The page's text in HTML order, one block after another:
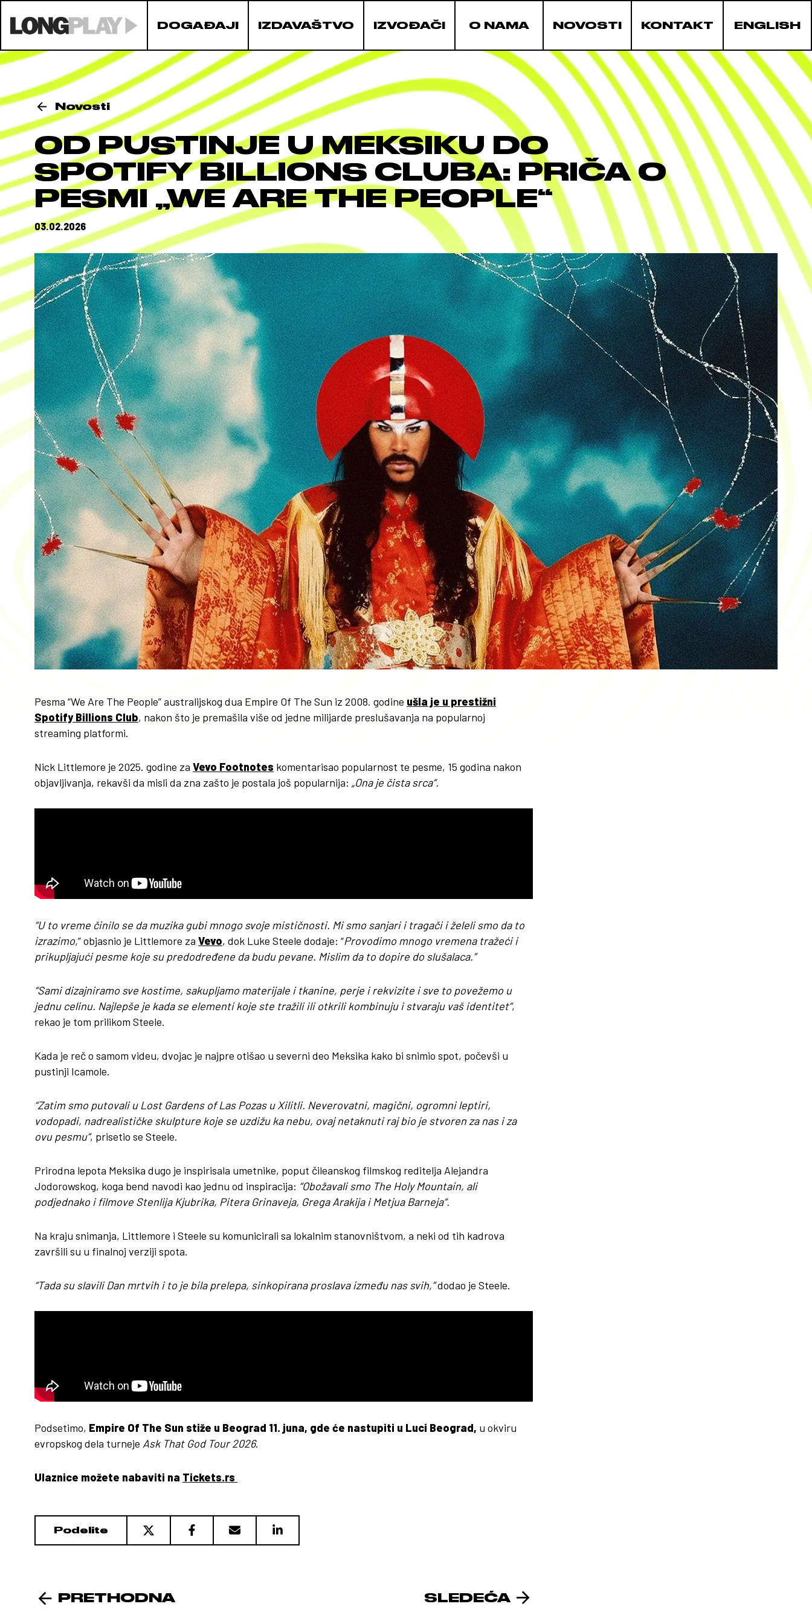
DOGAĐAJI IZDAVAŠTVO IZVOĐAČI O NAMA NOVOSTI KONTAKT ENGLISH
Novosti
OD PUSTINJE U MEKSIKU DO
SPOTIFY BILLIONS CLUBA: PRIČA O
PESMI „WE ARE THE PEOPLE“
03.02.2026
Pesma “We Are The People” australijskog dua Empire Of The Sun iz 2008. godine ušla je u prestižni
Spotify Billions Club, nakon što je premašila više od jedne milijarde preslušavanja na popularnoj
streaming platformi.
Nick Littlemore je 2025. godine za Vevo Footnotes komentarisao popularnost te pesme, 15 godina nakon
objavljivanja, rekavši da misli da zna zašto je postala još popularnija: „Ona je čista srca“.
“U to vreme činilo se da muzika gubi mnogo svoje mističnosti. Mi smo sanjari i tragači i želeli smo da to
izrazimo,” objasnio je Littlemore za Vevo, dok Luke Steele dodaje: “Provodimo mnogo vremena tražeći i
prikupljajući pesme koje su predodređene da budu pevane. Mislim da to dopire do slušalaca.”
“Sami dizajniramo sve kostime, sakupljamo materijale i tkanine, perje i rekvizite i sve to povežemo u
jednu celinu. Najlepše je kada se elementi koje ste tražili ili otkrili kombinuju i stvaraju vaš identitet“,
rekao je tom prilikom Steele.
Kada je reč o samom videu, dvojac je najpre otišao u severni deo Meksika kako bi snimio spot, počevši u
pustinji Icamole.
“Zatim smo putovali u Lost Gardens of Las Pozas u Xilitli. Neverovatni, magični, ogromni leptiri,
vodopadi, nadrealističke skulpture koje se uzdižu ka nebu, ovaj netaknuti raj bio je stvoren za nas i za
ovu pesmu“, prisetio se Steele.
Prirodna lepota Meksika dugo je inspirisala umetnike, poput čileanskog filmskog reditelja Alejandra
Jodorowskog, koga bend navodi kao jednu od inspiracija: “Obožavali smo The Holy Mountain, ali
podjednako i filmove Stenlija Kjubrika, Pitera Grinaveja, Grega Arakija i Metjua Barneja“.
Na kraju snimanja, Littlemore i Steele su komunicirali sa lokalnim stanovništvom, a neki od tih kadrova
završili su u finalnoj verziji spota.
“Tada su slavili Dan mrtvih i to je bila prelepa, sinkopirana proslava između nas svih,”dodao je Steele.
Podsetimo, Empire Of The Sun stiže u Beograd 11. juna, gde će nastupiti u Luci Beograd, u okviru
evropskog dela turneje Ask That God Tour 2026.
Ulaznice možete nabaviti na Tickets.rs
Podelite
PRETHODNA SLEDEĆA